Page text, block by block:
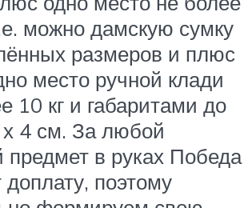
можно дамскую сумку
размеров и плюс
место ручной клади
10 кг и габаритами до
4 см. За любой
в руках Победа
доплату, поэтому